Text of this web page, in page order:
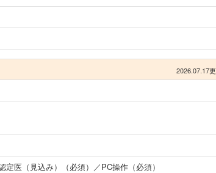
2026.07.17
医（見込み）（必須）／PC操作（必須）